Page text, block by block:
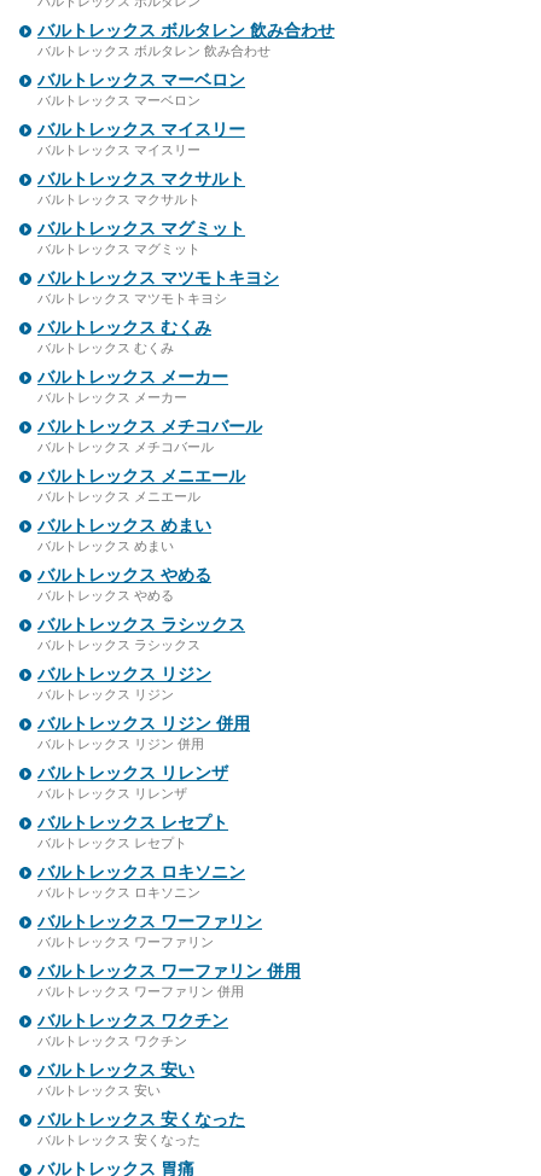
バルトレックス ボルタレン 飲み合わせ
バルトレックス ボルタレン 飲み合わせ
バルトレックス マーベロン
バルトレックス マーベロン
バルトレックス マイスリー
バルトレックス マイスリー
バルトレックス マクサルト
バルトレックス マクサルト
バルトレックス マグミット
バルトレックス マグミット
バルトレックス マツモトキヨシ
バルトレックス マツモトキヨシ
バルトレックス むくみ
バルトレックス むくみ
バルトレックス メーカー
バルトレックス メーカー
バルトレックス メチコバール
バルトレックス メチコバール
バルトレックス メニエール
バルトレックス メニエール
バルトレックス めまい
バルトレックス めまい
バルトレックス やめる
バルトレックス やめる
バルトレックス ラシックス
バルトレックス ラシックス
バルトレックス リジン
バルトレックス リジン
バルトレックス リジン 併用
バルトレックス リジン 併用
バルトレックス リレンザ
バルトレックス リレンザ
バルトレックス レセプト
バルトレックス レセプト
バルトレックス ロキソニン
バルトレックス ロキソニン
バルトレックス ワーファリン
バルトレックス ワーファリン
バルトレックス ワーファリン 併用
バルトレックス ワーファリン 併用
バルトレックス ワクチン
バルトレックス ワクチン
バルトレックス 安い
バルトレックス 安い
バルトレックス 安くなった
バルトレックス 安くなった
バルトレックス 胃痛